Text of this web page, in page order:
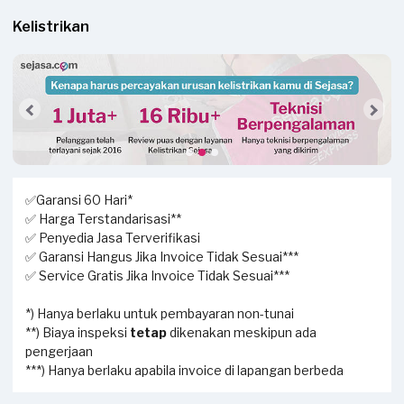
Kelistrikan
✅Garansi 60 Hari*
✅ Harga Terstandarisasi**
✅ Penyedia Jasa Terverifikasi
✅ Garansi Hangus Jika Invoice Tidak Sesuai***
✅ Service Gratis Jika Invoice Tidak Sesuai***
*) Hanya berlaku untuk pembayaran non-tunai
**) Biaya inspeksi tetapdikenakan meskipun ada
pengerjaan
***) Hanya berlaku apabila invoice di lapangan berbeda